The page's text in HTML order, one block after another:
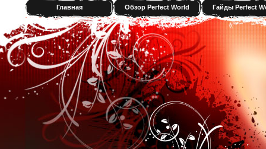
Главная Обзор Perfect World Гайды Perfect